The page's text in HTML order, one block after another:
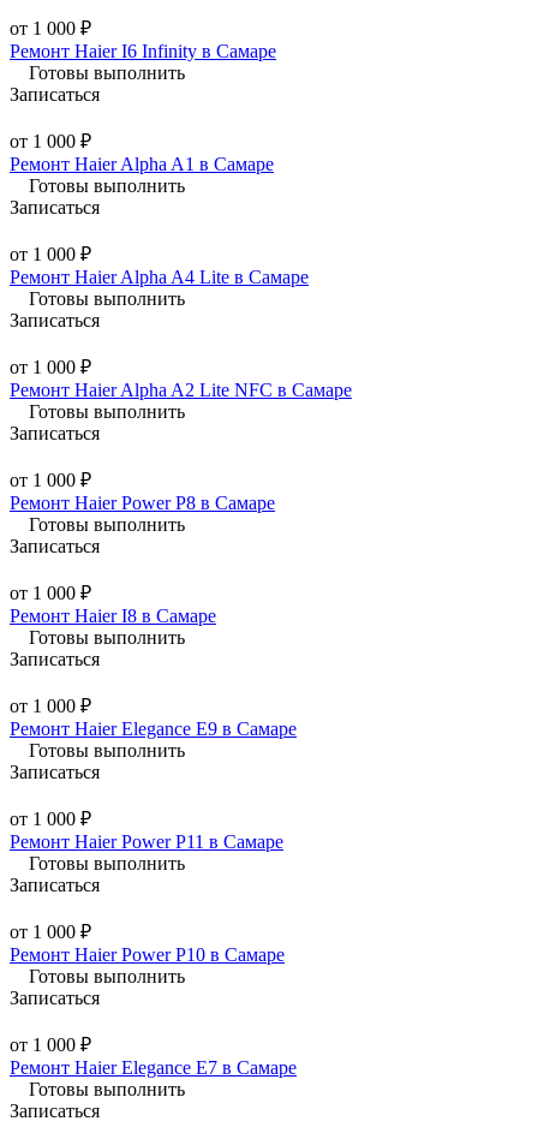
от 1 000 ₽
Ремонт Haier I6 Infinity в Самаре
Готовы выполнить
Записаться
от 1 000 ₽
Ремонт Haier Alpha A1 в Самаре
Готовы выполнить
Записаться
от 1 000 ₽
Ремонт Haier Alpha A4 Lite в Самаре
Готовы выполнить
Записаться
от 1 000 ₽
Ремонт Haier Alpha A2 Lite NFC в Самаре
Готовы выполнить
Записаться
от 1 000 ₽
Ремонт Haier Power P8 в Самаре
Готовы выполнить
Записаться
от 1 000 ₽
Ремонт Haier I8 в Самаре
Готовы выполнить
Записаться
от 1 000 ₽
Ремонт Haier Elegance E9 в Самаре
Готовы выполнить
Записаться
от 1 000 ₽
Ремонт Haier Power P11 в Самаре
Готовы выполнить
Записаться
от 1 000 ₽
Ремонт Haier Power P10 в Самаре
Готовы выполнить
Записаться
от 1 000 ₽
Ремонт Haier Elegance E7 в Самаре
Готовы выполнить
Записаться